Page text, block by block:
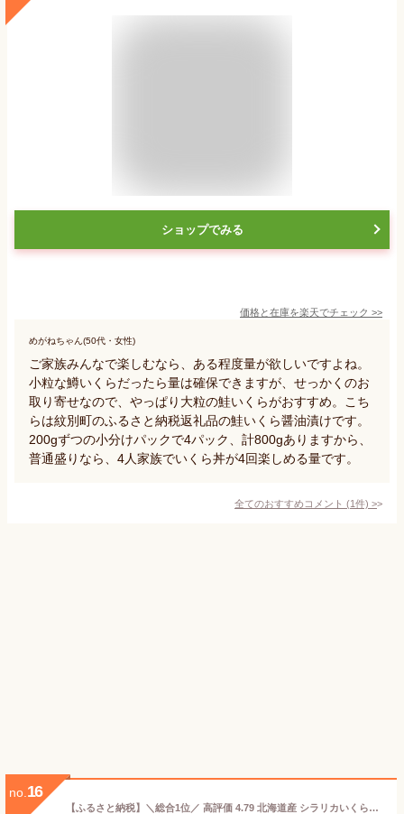
ショップでみる
価格と在庫を楽天でチェック >>
めがねちゃん(50代・女性)
ご家族みんなで楽しむなら、ある程度量が欲しいですよね。
小粒な鱒いくらだったら量は確保できますが、せっかくのお
取り寄せなので、やっぱり大粒の鮭いくらがおすすめ。こち
らは紋別町のふるさと納税返礼品の鮭いくら醤油漬けです。
200gずつの小分けパックで4パック、計800gありますから、
普通盛りなら、4人家族でいくら丼が4回楽しめる量です。
全てのおすすめコメント (1件) >
no. 16
【ふるさと納税】＼総合1位／ 高評価 4.79 北海道産 シラリカいくら【醤油漬け】 250g／500g (250g×2) ／1kg (250g×4) ／1.5kg (250g×6)／2kg (250g×8) 【内容量が選べる】 ふるさと納税 いくら 鮭 醤油漬け イクラ 海鮮 冷凍 北海道 小分け 大容量 贈答